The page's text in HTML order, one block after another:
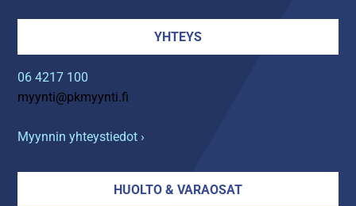
YHTEYS
06 4217 100
myynti@pkmyynti.fi
Myynnin yhteystiedot ›
HUOLTO & VARAOSAT